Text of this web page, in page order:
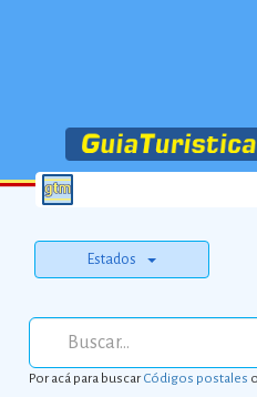
Estados
Por acá para buscarCódigos postales o